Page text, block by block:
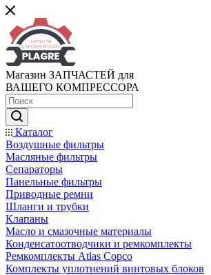
Магазин ЗАПЧАСТЕЙ для
ВАШЕГО КОМПРЕССОРА
Каталог
Воздушные фильтры
Масляные фильтры
Сепараторы
Панельные фильтры
Приводные ремни
Шланги и трубки
Клапаны
Масло и смазочные материалы
Конденсатоотводчики и ремкомплекты
Ремкомплекты Atlas Copco
Комплекты уплотнений винтовых блоков